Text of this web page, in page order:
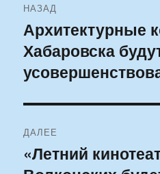
по
записям
НАЗАД
Предыдущая
запись:
Архитектурные
Хабаровска
ДАЛЕЕ
Следующая
«Летний